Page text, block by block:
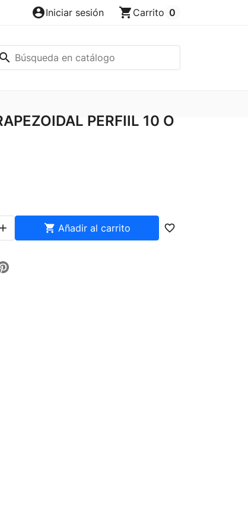
account_circleIniciar sesión shopping_cart Carrito 0
search
PERFIIL 10 O
  Añadir al carrito favorite_border